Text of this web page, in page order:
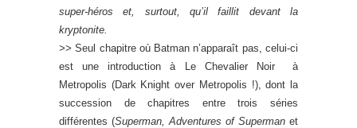
super-héros et, surtout, qu’il faillit devant la
kryptonite.
>>Seul chapitre où Batman n’apparaît pas, celui-ci
est une introduction à Le Chevalier Noir à
Metropolis (Dark Knight over Metropolis !), dont la
succession de chapitres entre trois séries
différentes (Superman, Adventures of Superman et